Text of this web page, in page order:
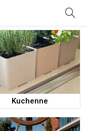
Szukaj
Kuchenne